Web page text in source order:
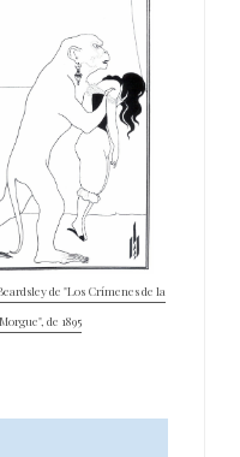
de "Los Crímenes de la
de 1895